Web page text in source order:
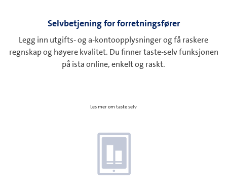
Selvbetjening for forretningsfører
Legg inn utgifts- og a-kontoopplysninger og få raskere
regnskap og høyere kvalitet. Du finner taste-selv funksjonen
på ista online, enkelt og raskt.
Les mer om taste selv